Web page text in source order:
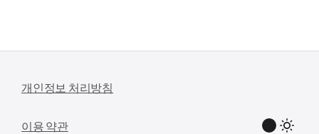
개인정보 처리방침
이용 약관